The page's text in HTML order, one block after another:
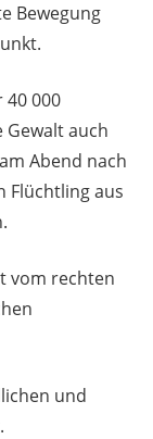
Bewegung
000
auch
Abend nach
Flüchtling aus
vom rechten
und